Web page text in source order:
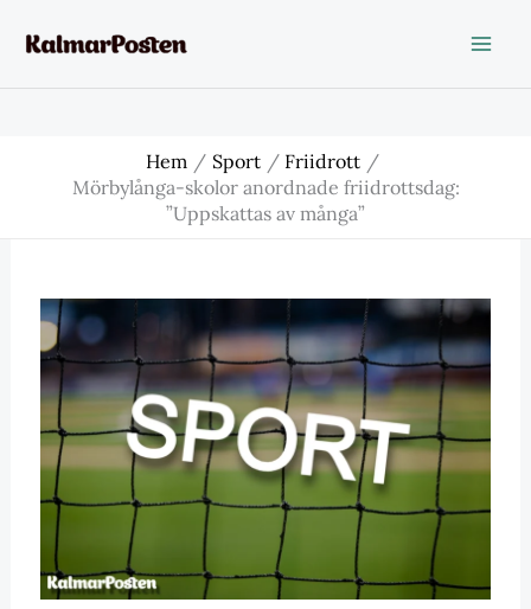
Hem Sport
Friidrott
Mörbylånga-skolor anordnade friidrottsdag:
”Uppskattas av många”